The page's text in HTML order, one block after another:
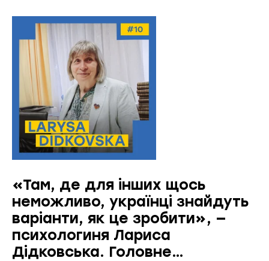
«Там, де для інших щось
неможливо, українці знайдуть
варіанти, як це зробити», —
психологиня Лариса
Дідковська. Головне